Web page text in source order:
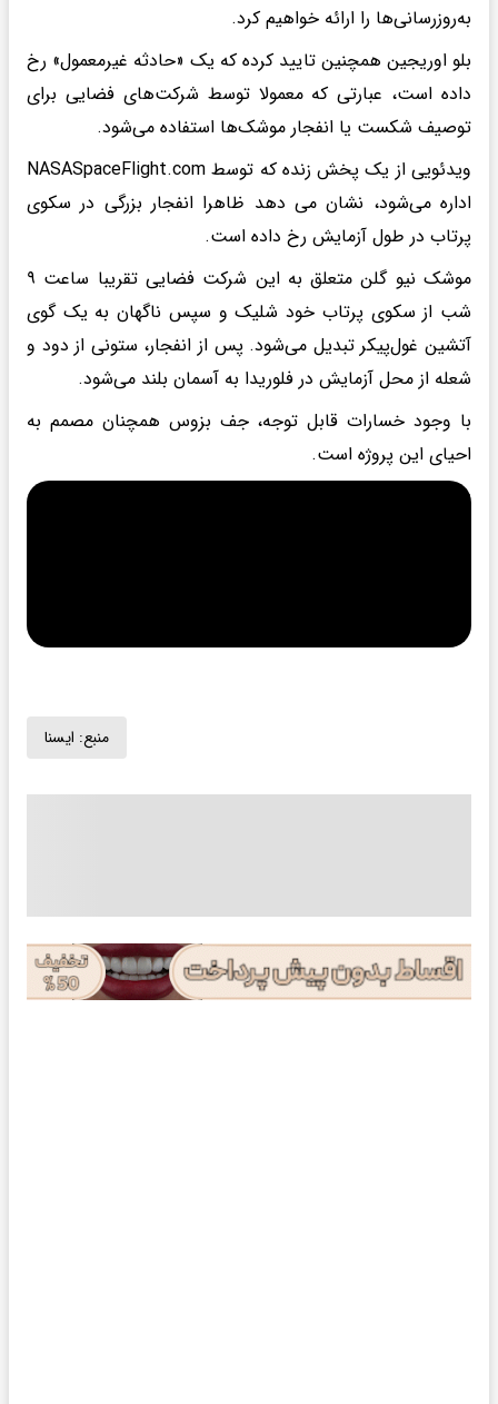
به‌روزرسانی‌ها را ارائه خواهیم کرد.
بلو اوریجین همچنین تایید کرده که یک «حادثه غیرمعمول» رخ
داده است، عبارتی که معمولا توسط شرکت‌های فضایی برای
توصیف شکست یا انفجار موشک‌ها استفاده می‌شود.
ویدئویی از یک پخش زنده که توسط NASASpaceFlight.com
اداره می‌شود، نشان می دهد ظاهرا انفجار بزرگی در سکوی
پرتاب در طول آزمایش رخ داده است.
موشک نیو گلن متعلق به این شرکت فضایی تقریبا ساعت ۹
شب از سکوی پرتاب خود شلیک و سپس ناگهان به یک گوی
آتشین غول‌پیکر تبدیل می‌شود. پس از انفجار، ستونی از دود و
شعله از محل آزمایش در فلوریدا به آسمان بلند می‌شود.
با وجود خسارات قابل توجه، جف بزوس همچنان مصمم به
احیای این پروژه است.
منبع: ايسنا